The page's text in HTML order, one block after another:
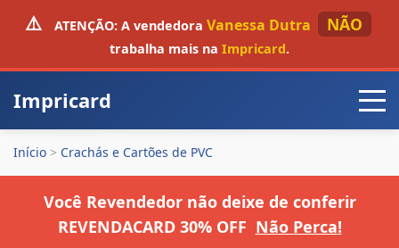
⚠️ ATENÇÃO:A vendedora Vanessa Dutra NÃO
trabalha mais na Impricard.
Impricard
Início > Crachás e Cartões de PVC
Você Revendedor não deixe de conferir
REVENDACARD 30% OFF Não Perca!